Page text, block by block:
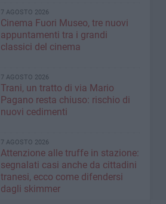
7 AGOSTO 2026
Cinema Fuori Museo, tre nuovi
appuntamenti tra i grandi
classici del cinema
7 AGOSTO 2026
Trani, un tratto di via Mario
Pagano resta chiuso: rischio di
nuovi cedimenti
7 AGOSTO 2026
Attenzione alle truffe in stazione:
segnalati casi anche da cittadini
tranesi, ecco come difendersi
dagli skimmer